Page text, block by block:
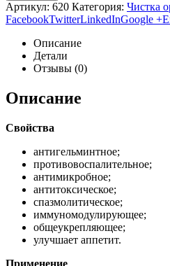
Артикул: 620 Категория: Чистка
FacebookTwitterLinkedInGoogle +
Описание
Детали
Отзывы (0)
Описание
Свойства
антигельминтное;
противовоспалительное;
антимикробное;
антитоксическое;
спазмолитическое;
иммуномодулирующее;
общеукрепляющее;
улучшает аппетит.
Применение